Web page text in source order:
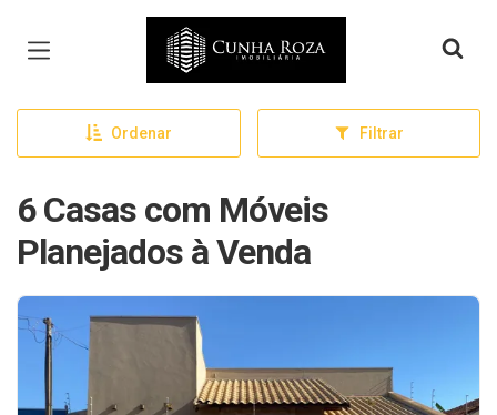
Página inicial
Ordenar Filtrar
6 Casas com Móveis
Planejados à Venda